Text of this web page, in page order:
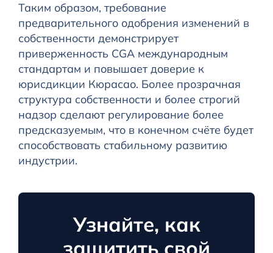
Таким образом, требование
предварительного одобрения изменений в
собственности демонстрирует
приверженность CGA международным
стандартам и повышает доверие к
юрисдикции Кюрасао. Более прозрачная
структура собственности и более строгий
надзор сделают регулирование более
предсказуемым, что в конечном счёте будет
способствовать стабильному развитию
индустрии.
Узнайте, как
защитить свой